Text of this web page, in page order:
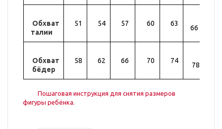
Обхват
талии
51 54 57 60 63
66
Обхват
бёдер
58 62 66 70 74
78
Пошаговая инструкция для снятия размеров
фигуры ребёнка.